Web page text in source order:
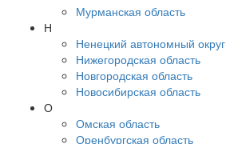
Мурманская область
Н
Ненецкий автономный округ
Нижегородская область
Новгородская область
Новосибирская область
О
Омская область
Оренбургская область